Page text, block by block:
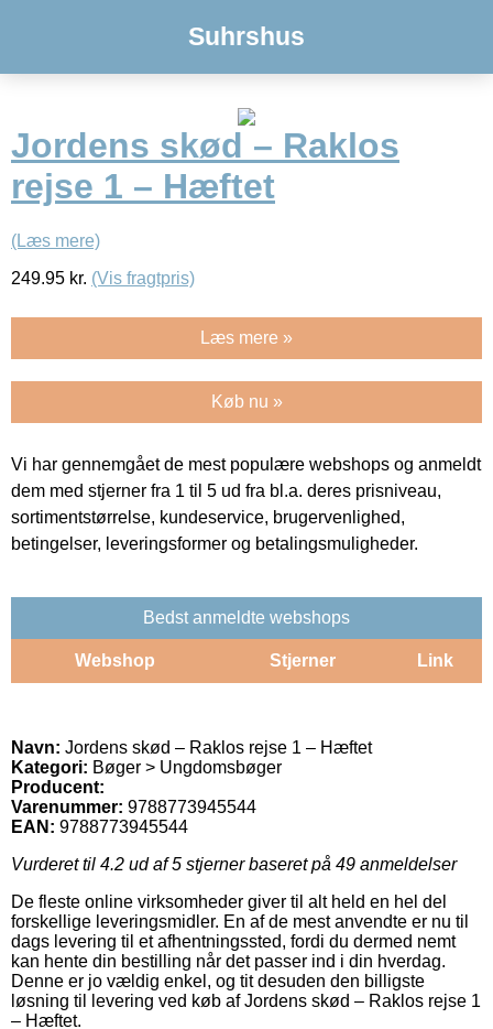
Suhrshus
Jordens skød – Raklos
rejse 1 – Hæftet
(Læs mere)
249.95 kr. (Vis fragtpris)
Læs mere »
Køb nu »
Vi har gennemgået de mest populære webshops og anmeldt
dem med stjerner fra 1 til 5 ud fra bl.a. deres prisniveau,
sortimentstørrelse, kundeservice, brugervenlighed,
betingelser, leveringsformer og betalingsmuligheder.
Bedst anmeldte webshops
Webshop Stjerner Link
Navn: Jordens skød – Raklos rejse 1 – Hæftet
Kategori: Bøger > Ungdomsbøger
Producent:
Varenummer: 9788773945544
EAN: 9788773945544
Vurderet til 4.2 ud af 5 stjerner baseret på 49 anmeldelser
De fleste online virksomheder giver til alt held en hel del
forskellige leveringsmidler. En af de mest anvendte er nu til
dags levering til et afhentningssted, fordi du dermed nemt
kan hente din bestilling når det passer ind i din hverdag.
Denne er jo vældig enkel, og tit desuden den billigste
løsning til levering ved køb af Jordens skød – Raklos rejse 1
– Hæftet.